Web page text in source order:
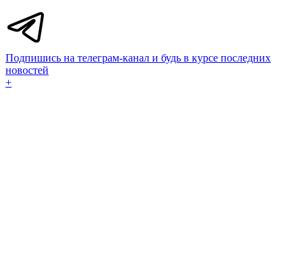
Подпишись на телеграм-канал и будь в курсе последних
новостей
+